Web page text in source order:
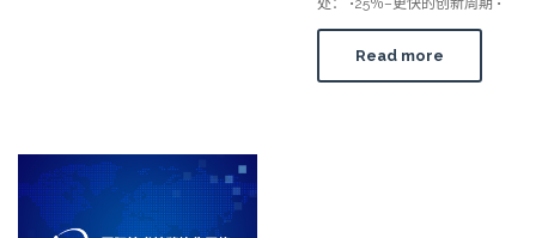
处： •25％–更快的创新周期 •
Read more